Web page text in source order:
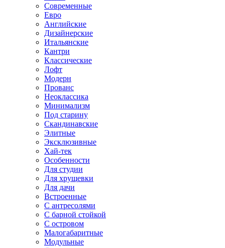
Современные
Евро
Английские
Дизайнерские
Итальянские
Кантри
Классические
Лофт
Модерн
Прованс
Неоклассика
Минимализм
Под старину
Скандинавские
Элитные
Эксклюзивные
Хай-тек
Особенности
Для студии
Для хрущевки
Для дачи
Встроенные
С антресолями
С барной стойкой
С островом
Малогабаритные
Модульные